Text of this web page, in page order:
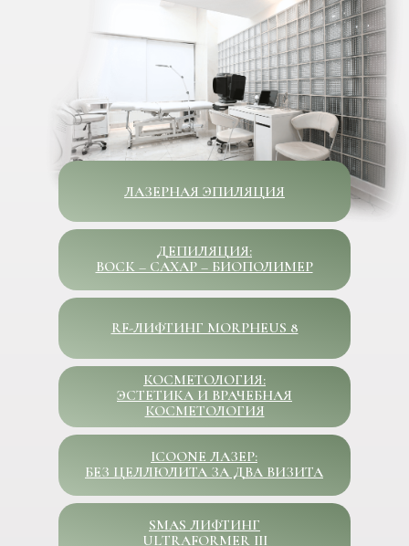
ЛАЗЕРНАЯ ЭПИЛЯЦИЯ
ДЕПИЛЯЦИЯ:
ВОСК – САХАР – БИОПОЛИМЕР
RF-ЛИФТИНГ MORPHEUS 8
КОСМЕТОЛОГИЯ:
ЭСТЕТИКА И ВРАЧЕБНАЯ
КОСМЕТОЛОГИЯ
ICOONE ЛАЗЕР:
БЕЗ ЦЕЛЛЮЛИТА ЗА ДВА ВИЗИТА
SMAS ЛИФТИНГ
ULTRAFORMER III